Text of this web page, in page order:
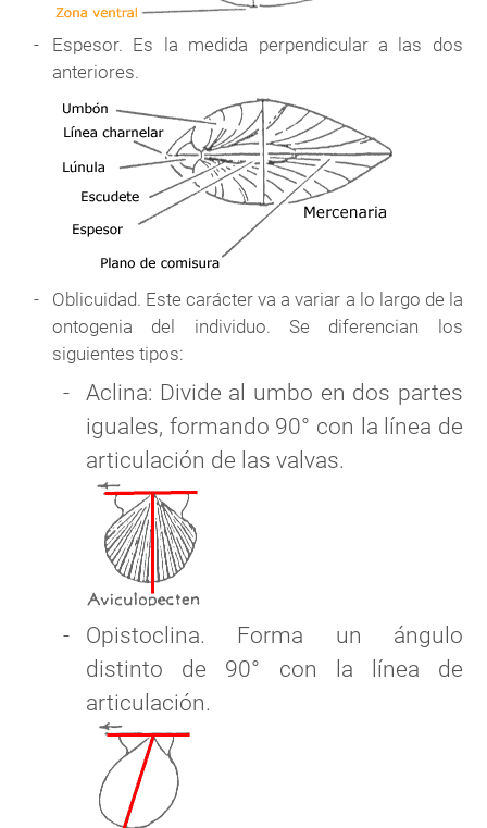
Espesor. Es la medida perpendicular a las dos
anteriores.
Oblicuidad. Este carácter va a variar a lo largo de la
ontogenia del individuo. Se diferencian los
siguientes tipos:
Aclina: Divide al umbo en dos partes
iguales, formando 90° con la línea de
articulación de las valvas.
Opistoclina. Forma un ángulo
distinto de 90° con la línea de
articulación.